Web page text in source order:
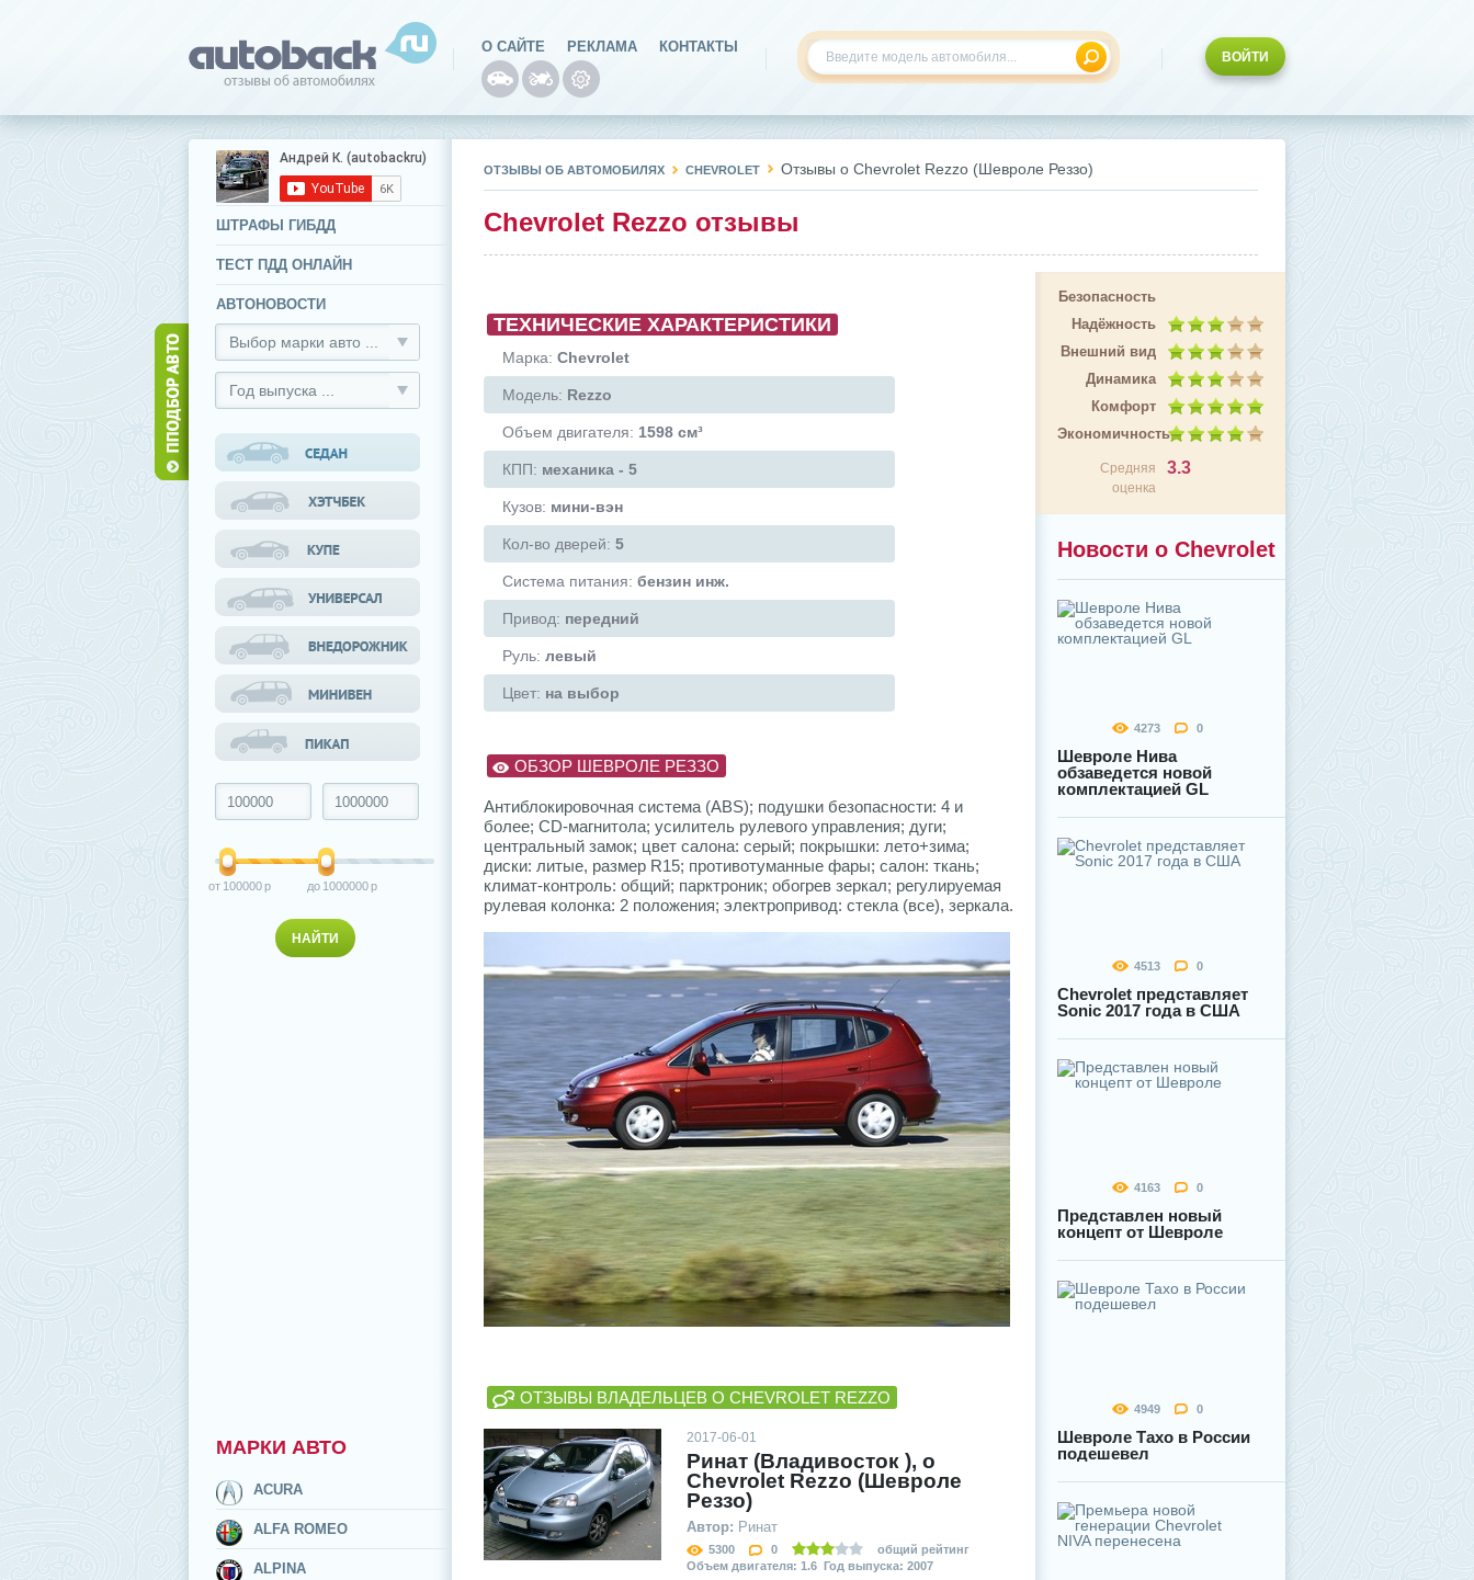
О САЙТЕ РЕКЛАМА КОНТАКТЫ
ВОЙТИ
ШТРАФЫ ГИБДД
ТЕСТ ПДД ОНЛАЙН
АВТОНОВОСТИ
Выбор марки авто ...
Год выпуска ...
100000 1000000
МАРКИ АВТО
ACURA
ALFA ROMEO
ALPINA
ОТЗЫВЫ ОБ АВТОМОБИЛЯХ CHEVROLET Отзывы о Сhevrolet Rezzo (Шевроле Реззо)
Сhevrolet Rezzo отзывы
ТЕХНИЧЕСКИЕ ХАРАКТЕРИСТИКИ
Марка: Chevrolet
Модель: Rezzo
Объем двигателя: 1598 см³
КПП: механика - 5
Кузов: мини-вэн
Кол-во дверей: 5
Система питания: бензин инж.
Привод: передний
Руль: левый
Цвет: на выбор
ОБЗОР ШЕВРОЛЕ РЕЗЗО
Антиблокировочная система (ABS); подушки безопасности: 4 и
более; CD-магнитола; усилитель рулевого управления; дуги;
центральный замок; цвет салона: серый; покрышки: лето+зима;
диски: литые, размер R15; противотуманные фары; салон: ткань;
климат-контроль: общий; парктроник; обогрев зеркал; регулируемая
рулевая колонка: 2 положения; электропривод: стекла (все), зеркала.
ОТЗЫВЫ ВЛАДЕЛЬЦЕВ О СHEVROLET REZZO
2017-06-01
Ринат (Владивосток ), о
Сhevrolet Rezzo (Шевроле
Реззо)
Автор: Ринат
5300 0
общий рейтинг
Объем двигателя: 1.6 Год выпуска: 2007
Безопасность
Надёжность
Внешний вид
Динамика
Комфорт
Экономичность
Средняя
оценка
3.3
Новости о Chevrolet
4273 0
Шевроле Нива
обзаведется новой
комплектацией GL
4513 0
Chevrolet представляет
Sonic 2017 года в США
4163 0
Представлен новый
концепт от Шевроле
4949 0
Шевроле Тахо в России
подешевел